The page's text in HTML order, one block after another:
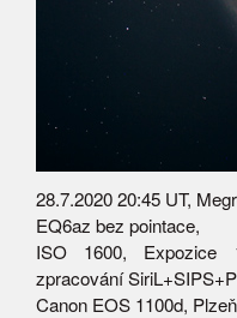
28.7.2020 20:45 UT,
EQ6az bez pointace,
ISO 1600, Expozice
zpracování
Canon EOS 1100d,